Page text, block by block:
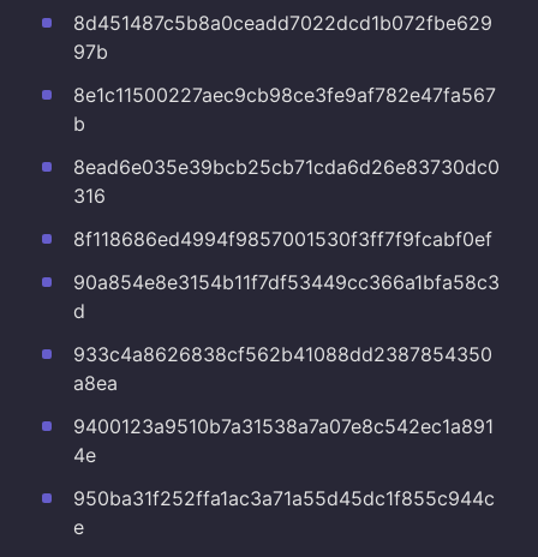
8d451487c5b8a0ceadd7022dcd1b072fbe629
97b
8e1c11500227aec9cb98ce3fe9af782e47fa567
b
8ead6e035e39bcb25cb71cda6d26e83730dc0
316
8f118686ed4994f9857001530f3ff7f9fcabf0ef
90a854e8e3154b11f7df53449cc366a1bfa58c3
d
933c4a8626838cf562b41088dd2387854350
a8ea
9400123a9510b7a31538a7a07e8c542ec1a891
4e
950ba31f252ffa1ac3a71a55d45dc1f855c944c
e